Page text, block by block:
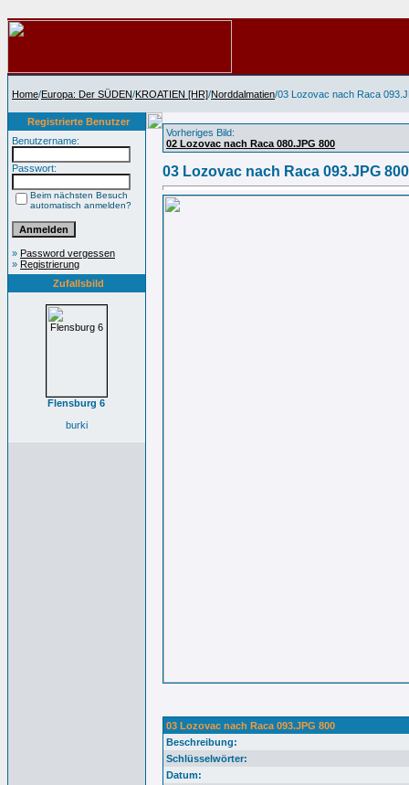
Home/Europa: Der SÜDEN/KROATIEN [HR]/Norddalmatien/03 Lozovac nach Raca
Registrierte Benutzer
Benutzername:
Passwort:
Beim nächsten Besuch
automatisch anmelden?
» Password vergessen
» Registrierung
Zufallsbild
Flensburg 6
burki
Vorheriges Bild:
02 Lozovac nach Raca 080.JPG 800
03 Lozovac nach Raca 093.JPG 800
03 Lozovac nach Raca 093.JPG 800
Beschreibung:
Schlüsselwörter:
Datum: